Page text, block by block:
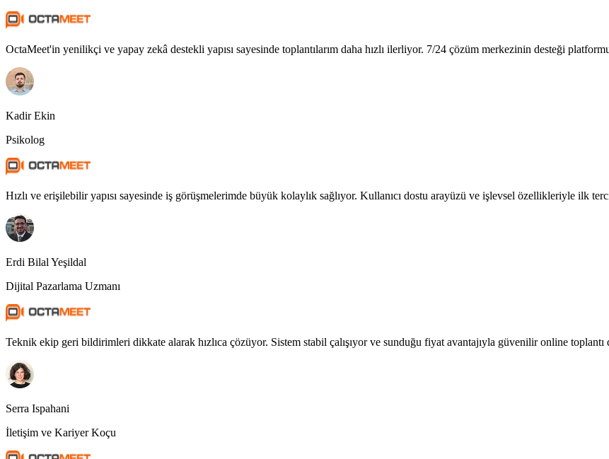
OctaMeet'in yenilikçi ve yapay zekâ destekli yapısı sayesinde toplantılarım daha hızlı ilerliyor. 7/24 çözüm merkezinin desteği
Kadir Ekin
Psikolog
Hızlı ve erişilebilir yapısı sayesinde iş görüşmelerimde büyük kolaylık sağlıyor. Kullanıcı dostu arayüzü ve işlevsel özellikleriyle ilk
Erdi Bilal Yeşildal
Dijital Pazarlama Uzmanı
Teknik ekip geri bildirimleri dikkate alarak hızlıca çözüyor. Sistem stabil çalışıyor ve sunduğu fiyat avantajıyla güvenilir online toplantı
Serra Ispahani
İletişim ve Kariyer Koçu